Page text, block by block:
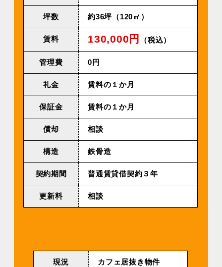
坪数 約36坪（120㎡）
賃料 130,000円 （税込）
管理費 0円
礼金 賃料の１か月
保証金 賃料の１か月
償却 相談
構造 鉄骨造
契約期間 普通賃貸借契約３年
更新料 相談
現況 カフェ居抜き物件